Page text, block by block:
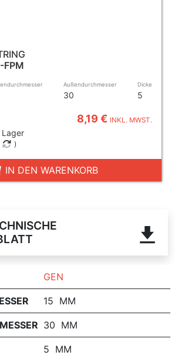
FPM
Außendurchmesser
30
Dicke
5
8,19 € INKL. MWST.
)
IN DEN WARENKORB
GEN
15 MM
30 MM
5 MM